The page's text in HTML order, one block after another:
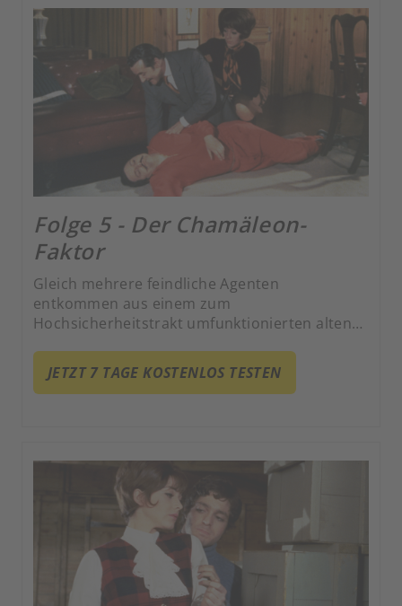
Folge 5 - Der Chamäleon-
Faktor
Gleich mehrere feindliche Agenten
entkommen aus einem zum
Hochsicherheitstrakt umfunktionierten alten
systematischen Eliminierung der Gegenseite.
Zwei enge Agentenfreunde Steeds mussten
JETZT 7 TAGE KOSTENLOS TESTEN